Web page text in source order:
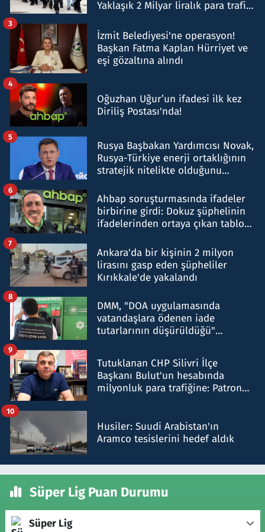
Yaklaşık 2 Milyar liralık para trafiği
İzmit Belediyesi'ne operasyon!
Başkan Fatma Kaplan Hürriyet ve
eşi gözaltına alındı
3
Oğuzhan Uğur’un ifadesi ilk kez
Diriliş Postası'nda!
4
Rusya Başbakan Yardımcısı Novak,
Rusya-Türkiye enerji ortaklığının
stratejik nitelikte olduğunu
5
Ahbap soruşturmasında ifadeler
birbirine girdi: Dokuz şüphelinin
ifadelerinden ortaya çıkan tablo
6
Ankara'da bir kişinin 2 milyon
lirasını gasp eden şüpheliler
Kırıkkale'de yakalandı
7
DMM, "DOA uygulamasında
vatandaşlara ödenen iade
tutarlarının düşürüldüğü"
8
Tutuklanan CHP Silivri İlçe
Başkanı Bulut'un hesabında
milyonluk para trafiğine: Patron
9
Husiler: Suudi Arabistan'ın
Aramco tesislerini hedef aldık
10
Süper Lig Puan Durumu
Süper Lig